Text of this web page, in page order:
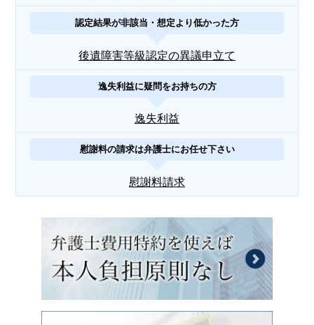
認定結果が非該当・想定より低かった方
後遺障害等級認定の異議申立て
逸失利益に疑問をお持ちの方
逸失利益
慰謝料の請求は弁護士にお任せ下さい
慰謝料請求